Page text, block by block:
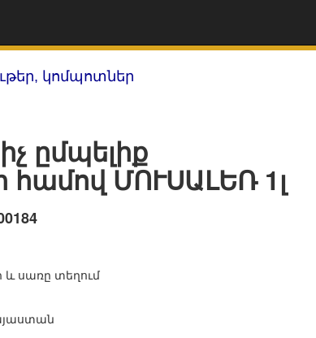
կոմպոտներ
ըմպելիք
համով ՄՈՒՍԱԼԵՌ 1լ
և սառը տեղում